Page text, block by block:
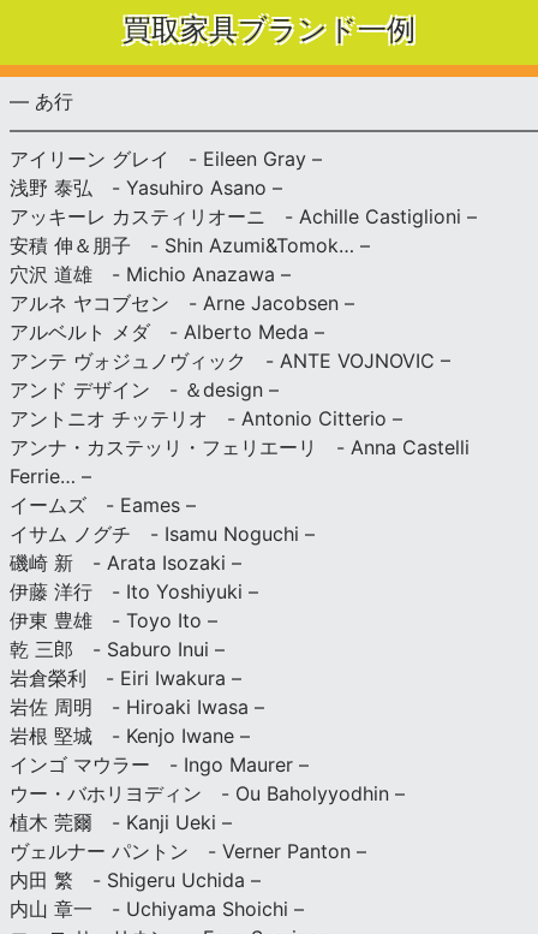
買取家具ブランド一例
— あ行
アイリーン グレイ - Eileen Gray –
浅野 泰弘 - Yasuhiro Asano –
アッキーレ カスティリオーニ - Achille Castiglioni –
安積 伸＆朋子 - Shin Azumi&Tomok… –
穴沢 道雄 - Michio Anazawa –
アルネ ヤコブセン - Arne Jacobsen –
アルベルト メダ - Alberto Meda –
アンテ ヴォジュノヴィック - ANTE VOJNOVIC –
アンド デザイン - ＆design –
アントニオ チッテリオ - Antonio Citterio –
アンナ・カステッリ・フェリエーリ - Anna Castelli
Ferrie… –
イームズ - Eames –
イサム ノグチ - Isamu Noguchi –
磯崎 新 - Arata Isozaki –
伊藤 洋行 - Ito Yoshiyuki –
伊東 豊雄 - Toyo Ito –
乾 三郎 - Saburo Inui –
岩倉榮利 - Eiri Iwakura –
岩佐 周明 - Hiroaki Iwasa –
岩根 堅城 - Kenjo Iwane –
インゴ マウラー - Ingo Maurer –
ウー・バホリヨディン - Ou Baholyyodhin –
植木 莞爾 - Kanji Ueki –
ヴェルナー パントン - Verner Panton –
内田 繁 - Shigeru Uchida –
内山 章一 - Uchiyama Shoichi –